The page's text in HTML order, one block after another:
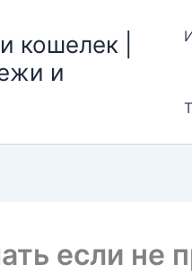
кошелек |
и
если не